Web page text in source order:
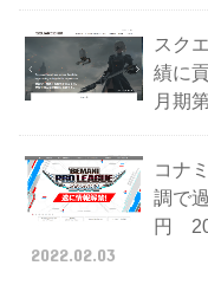
スク
績に
月期
コナ
調で
円
2022.02.03